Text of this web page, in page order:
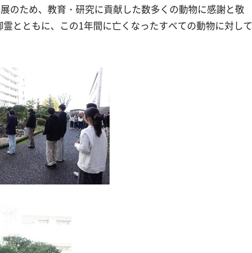
のため、教育・研究に貢献した数多くの動物に感謝と敬
とともに、この1年間に亡くなったすべての動物に対して